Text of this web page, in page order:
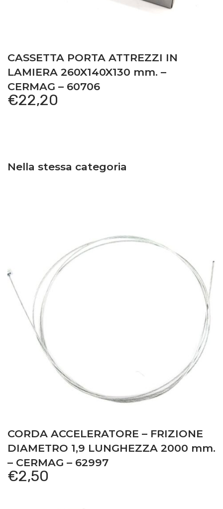
CASSETTA PORTA ATTREZZI IN
LAMIERA 260X140X130 mm. –
CERMAG – 60706
€22,20
Nella stessa categoria
CORDA ACCELERATORE – FRIZIONE
DIAMETRO 1,9 LUNGHEZZA 2000 mm.
– CERMAG – 62997
€2,50